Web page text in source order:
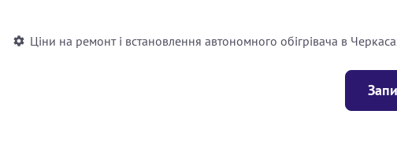
Ціни на ремонт і встановлення автономного обігрівача в